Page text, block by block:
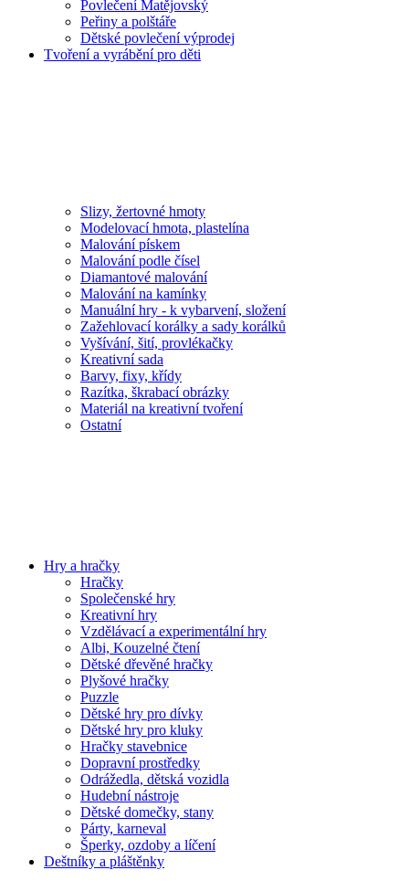
Povlečení Matějovský
Peřiny a polštáře
Dětské povlečení výprodej
Tvoření a vyrábění pro děti
Slizy, žertovné hmoty
Modelovací hmota, plastelína
Malování pískem
Malování podle čísel
Diamantové malování
Malování na kamínky
Manuální hry - k vybarvení, složení
Zažehlovací korálky a sady korálků
Vyšívání, šití, provlékačky
Kreativní sada
Barvy, fixy, křídy
Razítka, škrabací obrázky
Materiál na kreativní tvoření
Ostatní
Hry a hračky
Hračky
Společenské hry
Kreativní hry
Vzdělávací a experimentální hry
Albi, Kouzelné čtení
Dětské dřevěné hračky
Plyšové hračky
Puzzle
Dětské hry pro dívky
Dětské hry pro kluky
Hračky stavebnice
Dopravní prostředky
Odrážedla, dětská vozidla
Hudební nástroje
Dětské domečky, stany
Párty, karneval
Šperky, ozdoby a líčení
Deštníky a pláštěnky